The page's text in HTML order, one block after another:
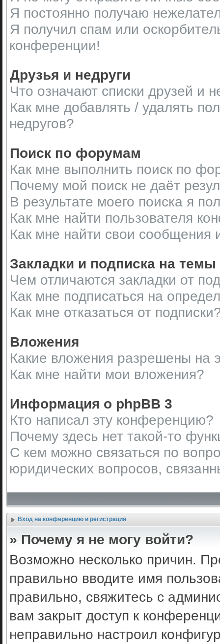
Я постоянно получаю
Я получил спам или
конференции!
Друзья и недруги
Что означают списки друзей и
Как мне добавлять / удалять
недругов?
Поиск по форумам
Как мне выполнить поиск по
Почему мой поиск не даёт
В результате моего поиска я
Как мне найти пользователя
Как мне найти свои
Закладки и подписка на темы
Чем отличаются закладки от
Как мне подписаться на
Как мне отказаться от
Вложения
Какие вложения разрешены на
Как мне найти мои вложения?
Информация о phpBB 3
Кто написал эту конференцию?
Почему здесь нет такой-то
С кем можно связаться по
юридических вопросов,
Вход на конференцию и регистрация
» Почему я не могу войти?
Возможно несколько причин.
правильно вводите имя
правильно, свяжитесь с
вам закрыт доступ к
неправильно настроил